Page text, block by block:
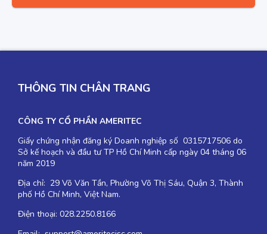
THÔNG TIN CHÂN TRANG
CÔNG TY CỔ PHẦN AMERITEC
Giấy chứng nhận đăng ký Doanh nghiệp số 0315717506 do
Sở kế hoạch và đầu tư TP Hồ Chí Minh cấp ngày 04 tháng 06
năm 2019
Địa chỉ: 29 Võ Văn Tần, Phường Võ Thị Sáu, Quận 3, Thành
phố Hồ Chí Minh, Việt Nam.
Điện thoại: 028.2250.8166